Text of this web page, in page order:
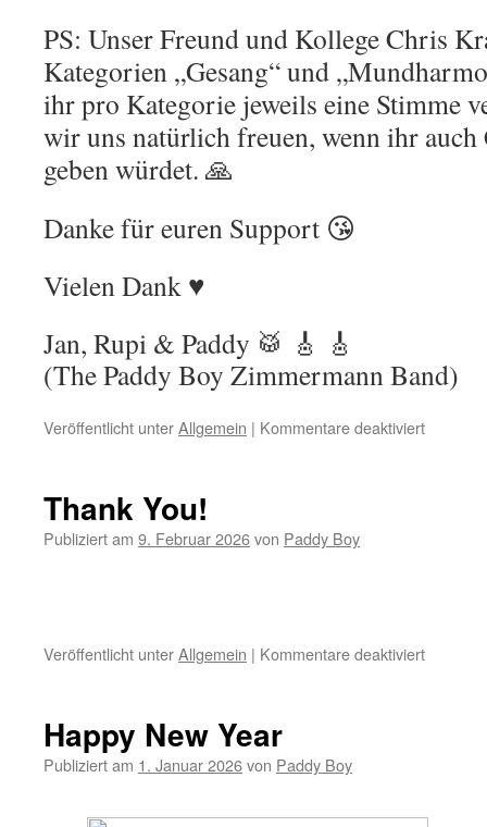
PS: Unser Freund und Kollege Chris
Kategorien „Gesang“ und
ihr pro Kategorie jeweils eine Stimme
wir uns natürlich freuen, wenn ihr
geben würdet. 🙏
Danke für euren Support 😘
Vielen Dank ♥️
Jan, Rupi & Paddy 🥁 🎸 🎸
(The Paddy Boy Zimmermann Band)
Veröffentlicht unterAllgemein | Kommentare deaktiviert
Thank You!
Publiziert am 9. Februar 2026von Paddy Boy
Veröffentlicht unterAllgemein | Kommentare deaktiviert
Happy New Year
Publiziert am 1. Januar 2026von Paddy Boy